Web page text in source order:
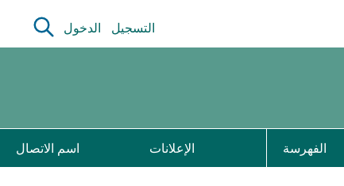
التسجيل الدخول
الفهرسة الإعلانات اسم الاتصال